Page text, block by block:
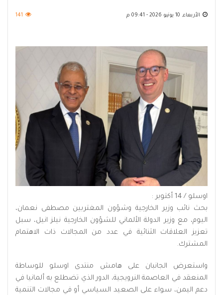
الأربعاء, 10 يونيو 2026 - 09:41 م 141
اوسلو / 14 أكتوبر :
بحث نائب وزير الخارجية وشؤون المغتربين مصطفى نعمان،
اليوم، مع وزير الدولة الألماني للشؤون الخارجية نيلز انيل، سبل
تعزيز العلاقات الثنائية في عدد من المجالات ذات الاهتمام
المشترك.
واستعرض الجانبان على هامش منتدى اوسلو للوساطة
المنعقد في العاصمة النرويجية، الدور الذي تضطلع به ألمانيا في
دعم اليمن، سواء على الصعيد السياسي أو في مجالات التنمية